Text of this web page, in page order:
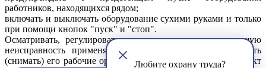
работников, находящихся рядом;
включать и выключать оборудование сухими руками и только
при помощи кнопок "пуск" и "стоп".
Осматривать, регулировать, очищать, устранять возникшую
неисправность применяемого оборудования, устанавливать
(снимать) его рабочие органы, извлекать застрявший продукт
Любите охрану труда?